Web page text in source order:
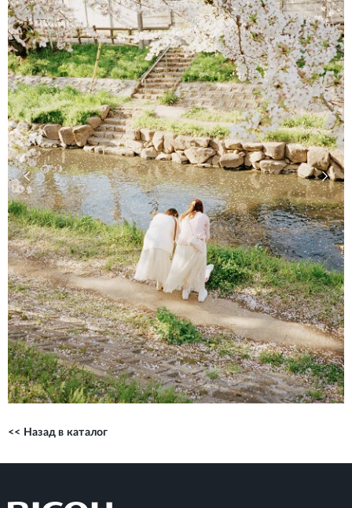
<< Назад в каталог